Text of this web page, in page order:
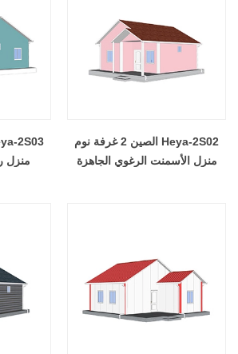
منزل
Heya-2S02 الصين 2 غرفة نوم
منزل الأسمنت الرغوي الجاهزة